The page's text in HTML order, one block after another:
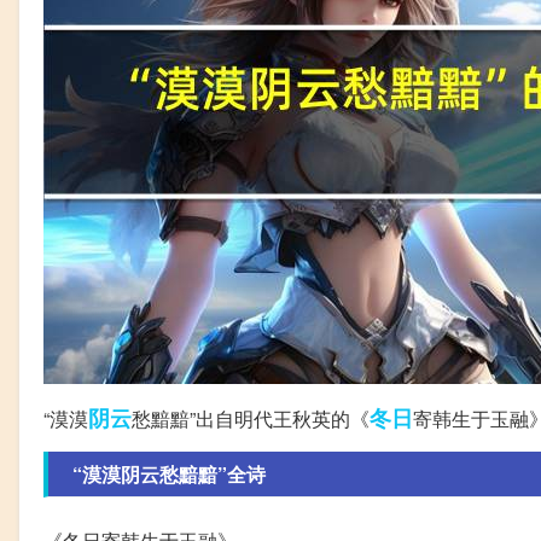
“漠漠阴云愁黯黯”出自明代王秋英的《冬日寄韩生于玉融
“漠漠阴云愁黯黯”全诗